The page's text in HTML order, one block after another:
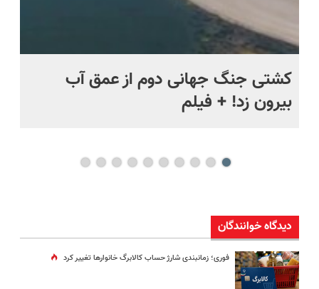
کشتی‌ جنگ جهانی دوم از عمق آب
بیرون زد! + فیلم
دیدگاه خوانندگان
فوری؛ زمانبندی‌ شارژ حساب کالابرگ خانوارها تغییر کرد